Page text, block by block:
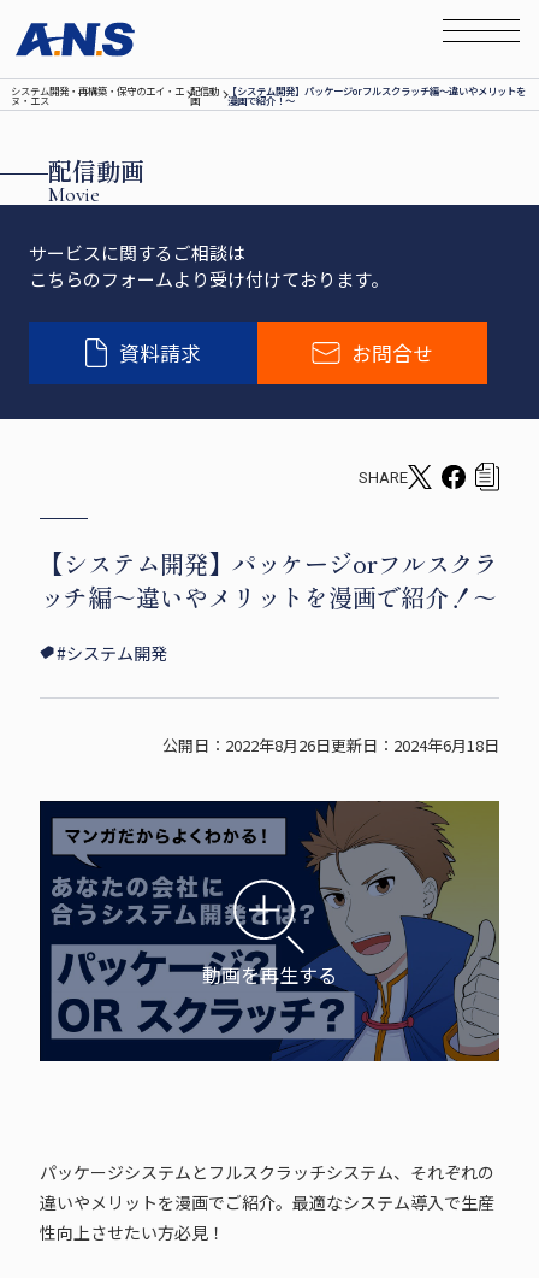
システム開発‧再構築‧保守のエイ‧エ
ヌ‧エス
配信動
画
【システム開発】パッケージorフルスクラッチ編～違いやメリットを
漫画で紹介！～
Movie
配信動画
サービスに関するご相談は
こちらのフォームより受け付けております。
資料請求 お問合せ
SHARE
T
i
t
r
a
r
F
c
e
o
h
【システム開発】パッケージorフルスクラ
ッチ編～違いやメリットを漫画で紹介！～
#システム開発
公開日：2022年8月26日更新日：2024年6月18日
動画を再生する
パッケージシステムとフルスクラッチシステム、それぞれの
違いやメリットを漫画でご紹介。最適なシステム導入で生産
性向上させたい方必見！